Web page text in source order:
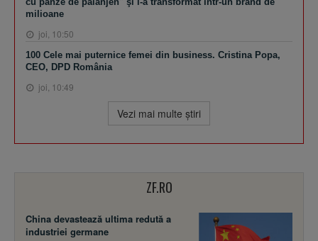
milioane
joi, 10:50
100 Cele mai puternice femei din business. Cristina Popa,
CEO, DPD România
joi, 10:49
Vezi mai multe ştiri
ZF.RO
China devastează ultima redută a
industriei germane